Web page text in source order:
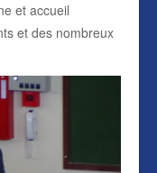
et accueil
et des nombreux